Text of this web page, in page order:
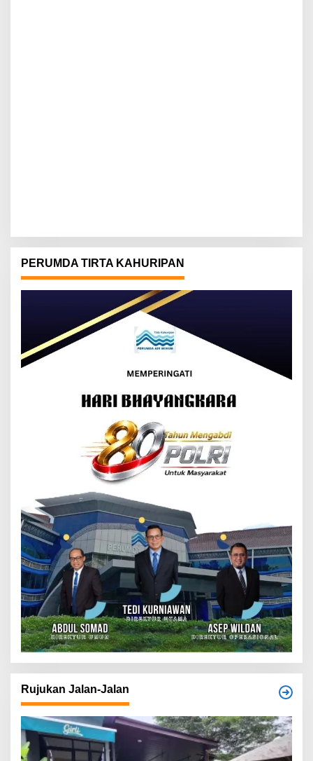
PERUMDA TIRTA KAHURIPAN
Rujukan Jalan-Jalan